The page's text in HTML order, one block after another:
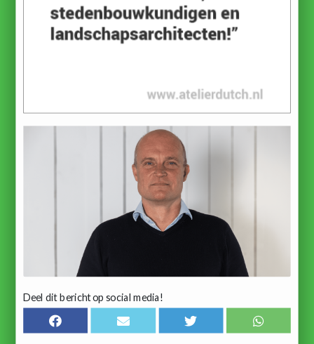
Deel dit bericht op social media!